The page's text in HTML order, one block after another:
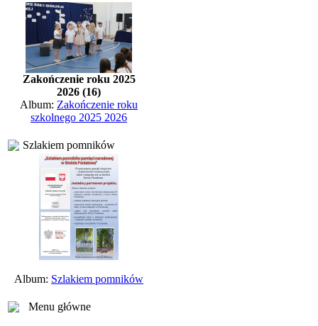
Zakończenie roku 2025
2026 (16)
Album: Zakończenie roku
szkolnego 2025 2026
Szlakiem pomników
Album: Szlakiem pomników
Menu główne